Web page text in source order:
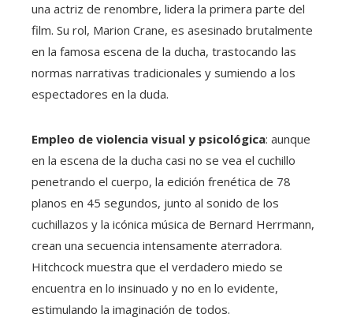
una actriz de renombre, lidera la primera parte del
film. Su rol, Marion Crane, es asesinado brutalmente
en la famosa escena de la ducha, trastocando las
normas narrativas tradicionales y sumiendo a los
espectadores en la duda.
Empleo de violencia visual y psicológica: aunque
en la escena de la ducha casi no se vea el cuchillo
penetrando el cuerpo, la edición frenética de 78
planos en 45 segundos, junto al sonido de los
cuchillazos y la icónica música de Bernard Herrmann,
crean una secuencia intensamente aterradora.
Hitchcock muestra que el verdadero miedo se
encuentra en lo insinuado y no en lo evidente,
estimulando la imaginación de todos.